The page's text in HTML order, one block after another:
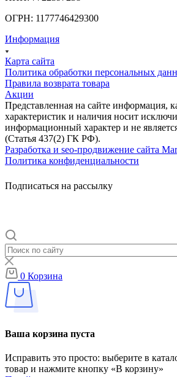
ОГРН: 1177746429300
Информация
Карта сайта
Политика обработки персональных
Правила возврата товара
Акции
Представленная на сайте информация,
характеристик и наличия носит
информационный характер и не
(Статья 437(2) ГК РФ).
Разработка и seo-продвижение сайта
Политика конфиденциальности
Подписаться на рассылку
0 Корзина
Ваша корзина пуста
Исправить это просто: выберите в
товар и нажмите кнопку «В корзину»